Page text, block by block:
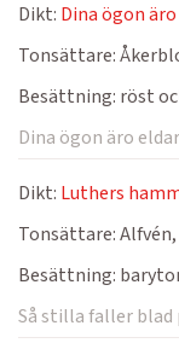
Dikt: Dina ögon
Tonsättare:
Besättning: röst
Dina ögon äro
Dikt: Luthers
Tonsättare:
Besättning:
Så stilla faller blad